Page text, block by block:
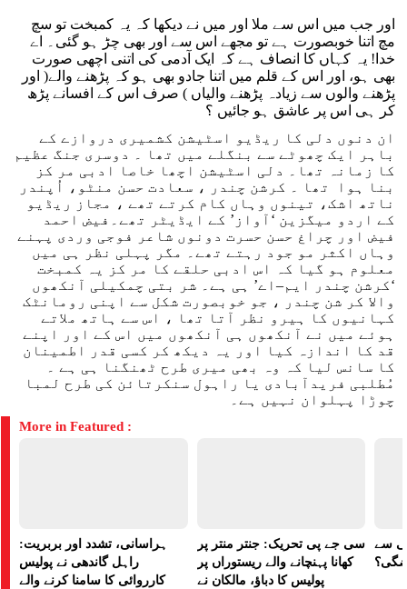
اور جب میں اس سے ملا اور میں نے دیکھا کہ یہ کمبخت تو سچ
مچ اتنا خوبصورت ہے تو مجھے اس سے اور بھی چڑ ہو گئی۔ اے
خدا! یہ کہاں کا انصاف ہے کہ ایک آدمی کی اتنی اچھی صورت
بھی ہو، اور اس کے قلم میں اتنا جادو بھی ہو کہ پڑھنے والے( اور
پڑھنے والوں سے زیادہ پڑھنے والیاں ) صرف اس کے افسانے پڑھ
کر ہی اس پر عاشق ہو جائیں ؟
ان دنوں دلی کا ریڈیو اسٹیشن کشمیری دروازے کے
باہر ایک چھوٹے سے بنگلے میں تھا ۔ دوسری جنگ عظیم
کا زمانہ تھا۔ دلی اسٹیشن اچھا خاصا ادبی مر کز
بنا ہوا تھا ۔ کرشن چندر ، سعادت حسن منٹو، اُپندر
ناتھ اشک، تینوں وہاں کام کرتے تھے ، مجاز ریڈیو
کے اردو میگزین ‘آواز’ کے ایڈیٹر تھے۔فیض احمد
فیض اور چراغ حسن حسرت دونوں شاعر فوجی وردی پہنے
وہاں اکثر مو جود رہتے تھے۔ مگر پہلی نظر ہی میں
معلوم ہو گیا کہ اس ادبی حلقے کا مر کز یہ کمبخت
‘کرشن چندر ایم–اے’ ہی ہے۔ شر بتی چمکیلی آنکھوں
والا کر شن چندر ، جو خوبصورت شکل سے اپنی رومانٹک
کہانیوں کا ہیرو نظر آتا تھا ، اس سے ہاتھ ملاتے
ہوئے میں نے آنکھوں ہی آنکھوں میں اس کے اور اپنے
قد کا اندازہ کیا اور یہ دیکھ کر کسی قدر اطمینان
کا سانس لیا کہ وہ بھی میری طرح ٹھنگنا ہی ہے ۔
مُطلبی فریدآبادی یا راہول سنکرتائن کی طرح لمبا
چوڑا پہلوان نہیں ہے۔
More in Featured :
ہراسانی، تشدد اور بربریت:
راہل گاندھی نے پولیس
کارروائی کا سامنا کرنے والے
سی جے پی تحریک: جنتر منتر پر
کھانا پہنچانے والے ریستوراں پر
پولیس کا دباؤ، مالکان نے
سے